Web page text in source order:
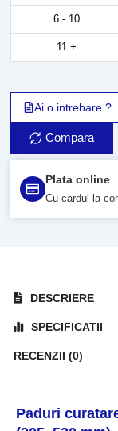
Plata online
Cu cardul la
6 - 10
11 +
Ai o intrebare ?
Compara
DESCRIERE
SPECIFICATII
RECENZII (0)
Paduri